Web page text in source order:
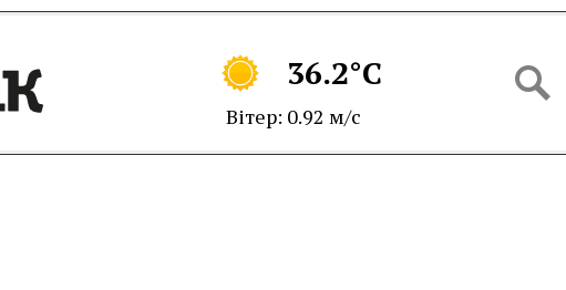
36.2°C
Вітер: 0.92 м/с